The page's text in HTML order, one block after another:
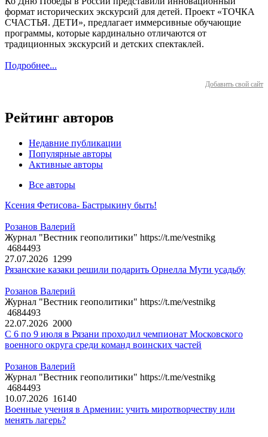
формат исторических экскурсий для детей. Проект «ТОЧКА
СЧАСТЬЯ. ДЕТИ», предлагает иммерсивные обучающие
программы, которые кардинально отличаются от
традиционных экскурсий и детских спектаклей.
Подробнее...
Добавить свой сайт
Рейтинг авторов
Недавние публикации
Популярные авторы
Активные авторы
Все авторы
Ксения Фетисова- Бастрыкину быть!
Розанов Валерий
Журнал "Вестник геополитики" https://t.me/vestnikg
4684493
27.07.2026 1299
Рязанские казаки решили подарить Орнелла Мути усадьбу
Розанов Валерий
Журнал "Вестник геополитики" https://t.me/vestnikg
4684493
22.07.2026 2000
С 6 по 9 июля в Рязани проходил чемпионат Московского
военного округа среди команд воинских частей
Розанов Валерий
Журнал "Вестник геополитики" https://t.me/vestnikg
4684493
10.07.2026 16140
Военные учения в Армении: учить миротворчеству или
менять лагерь?